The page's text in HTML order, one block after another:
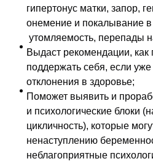
гипертонус матки, запор,
онемение и покалывание
утомляемость, перепады
Выдаст рекомендации, как
поддержать себя, если уже
отклонения в здоровье;
Поможет выявить и
и психологические блоки
цикличность), которые
ненаступлению
неблагоприятные